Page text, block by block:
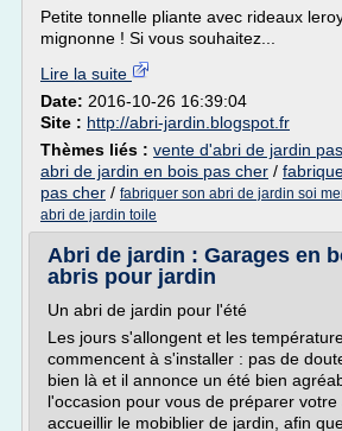
Petite tonnelle pliante avec rideaux
mignonne ! Si vous souhaitez...
Lire la suite
Date: 2016-10-26 16:39:04
Site : http://abri-jardin.blogspot.fr
Thèmes liés : vente d'abri de jardin
abri de jardin en bois pas cher /
pas cher / fabriquer son abri de jardin soi
abri de jardin toile
Abri de jardin : Garages en
abris pour jardin
Un abri de jardin pour l'été
Les jours s'allongent et les
commencent à s'installer : pas de
bien là et il annonce un été bien
l'occasion pour vous de préparer
accueillir le mobiblier de jardin, afin